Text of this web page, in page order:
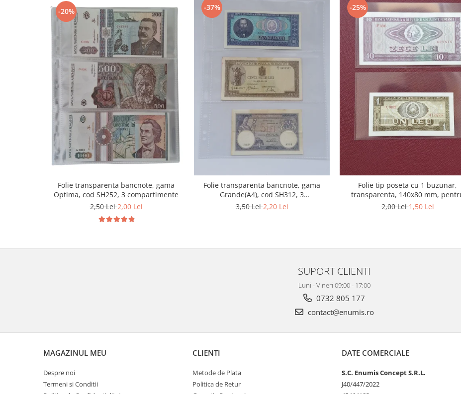
Bancnote Australia si Oceania
Bancnote Europa
Gradate PMG
Timbre si coli Romania
Carte Postala / FDC
Din trusa colectionarului
Insigne/Medalii/Decoratii
-20%
Folie transparenta bancnote, gama
Optima, cod SH252, 3 compartimente
2,50 Lei2,00 Lei
-37%
Folie transparenta bancnote, gama
Grande(A4), cod SH312, 3
compartimente
3,50 Lei2,20 Lei
-25%
Folie tip poseta cu 1 buzunar,
transparenta, 140x80 mm,
bancnote
2,00 Lei1,50 Lei
SUPORT CLIENTI
Luni - Vineri 09:00 - 17:00
0732 805 177
contact@enumis.ro
MAGAZINUL MEU
Despre noi
Termeni si Conditii
CLIENTI
Metode de Plata
Politica de Retur
DATE COMERCIALE
S.C. Enumis Concept S.R.L.
J40/447/2022